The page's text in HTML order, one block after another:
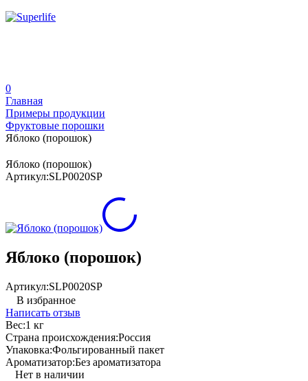
0
Главная
Примеры продукции
Фруктовые порошки
Яблоко (порошок)
Яблоко (порошок)
Артикул:SLP0020SP
Яблоко (порошок)
Артикул:SLP0020SP
В избранное
Написать отзыв
Вес:1 кг
Страна происхождения:Россия
Упаковка:Фольгированный пакет
Ароматизатор:Без ароматизатора
Нет в наличии